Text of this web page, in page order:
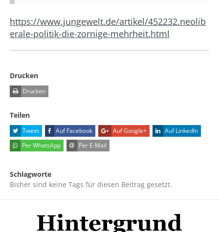
https://www.jungewelt.de/artikel/452232.neolib
erale-politik-die-zornige-mehrheit.html
Drucken
Drucken
Teilen
Tweet Auf Facebook Auf Google+
Auf LinkedIn
Per WhatsApp
Per E-Mail
Schlagworte
Bisher sind keine Tags für diesen Beitrag gesetzt.